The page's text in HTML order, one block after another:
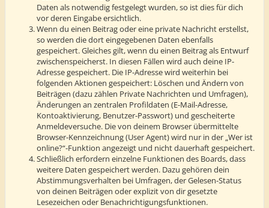
Daten als notwendig festgelegt wurden, so ist dies für dich
vor deren Eingabe ersichtlich.
Wenn du einen Beitrag oder eine private Nachricht erstellst,
so werden die dort eingegebenen Daten ebenfalls
gespeichert. Gleiches gilt, wenn du einen Beitrag als Entwurf
zwischenspeicherst. In diesen Fällen wird auch deine IP-
Adresse gespeichert. Die IP-Adresse wird weiterhin bei
folgenden Aktionen gespeichert: Löschen und Ändern von
Beiträgen (dazu zählen Private Nachrichten und Umfragen),
Änderungen an zentralen Profildaten (E-Mail-Adresse,
Kontoaktivierung, Benutzer-Passwort) und gescheiterte
Anmeldeversuche. Die von deinem Browser übermittelte
Browser-Kennzeichnung (User Agent) wird nur in der „Wer ist
online?“-Funktion angezeigt und nicht dauerhaft gespeichert.
Schließlich erfordern einzelne Funktionen des Boards, dass
weitere Daten gespeichert werden. Dazu gehören dein
Abstimmungsverhalten bei Umfragen, der Gelesen-Status
von deinen Beiträgen oder explizit von dir gesetzte
Lesezeichen oder Benachrichtigungsfunktionen.